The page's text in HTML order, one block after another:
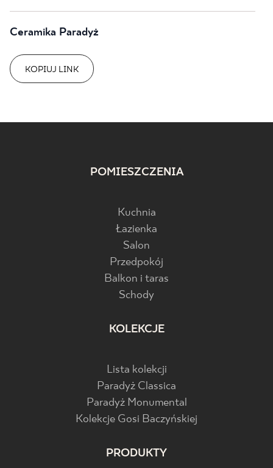
MÓJ PROFIL
Ceramika Paradyż
KOPIUJ LINK
POMIESZCZENIA
Kuchnia
Łazienka
Salon
Przedpokój
Balkon i taras
Schody
KOLEKCJE
Lista kolekcji
Paradyż Classica
Paradyż Monumental
Kolekcje Gosi Baczyńskiej
PRODUKTY